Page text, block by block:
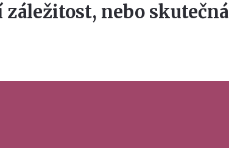
nebo skutečná